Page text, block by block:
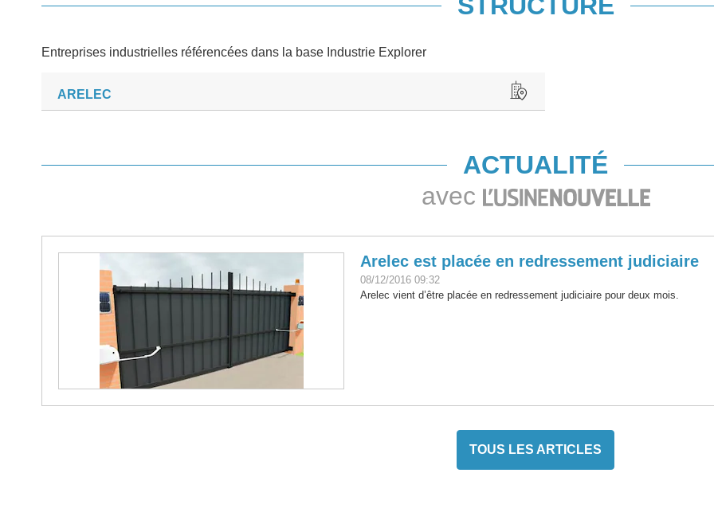
Entreprises industrielles référencées dans la base Industrie Explorer
ARELEC
ACTUALITÉ
avec
Arelec est placée en redressement judiciaire
08/12/2016 09:32
Arelec vient d’être placée en redressement judiciaire pour deux mois.
TOUS LES ARTICLES